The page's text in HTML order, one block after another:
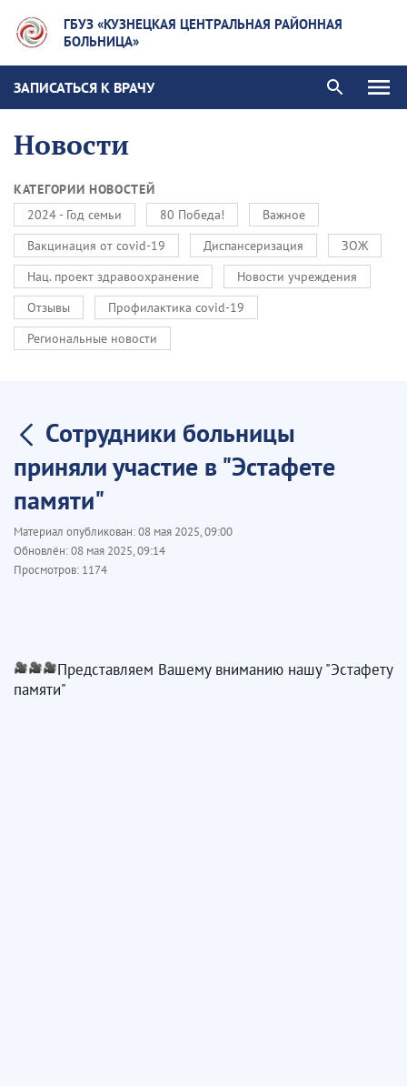
ГБУЗ «КУЗНЕЦКАЯ ЦЕНТРАЛЬНАЯ РАЙОННАЯ
БОЛЬНИЦА»
ЗАПИСАТЬСЯ К ВРАЧУ
Новости
КАТЕГОРИИ НОВОСТЕЙ
2024 - Год семьи
80 Победа!
Важное
Вакцинация от covid-19
Диспансеризация
ЗОЖ
Нац. проект здравоохранение
Новости учреждения
Отзывы
Профилактика covid-19
Региональные новости
Сотрудники больницы
приняли участие в "Эстафете
памяти"
Материал опубликован:08 мая 2025, 09:00
Обновлён:08 мая 2025, 09:14
Просмотров: 1174
Представляем Вашему вниманию нашу "Эстафету
памяти"